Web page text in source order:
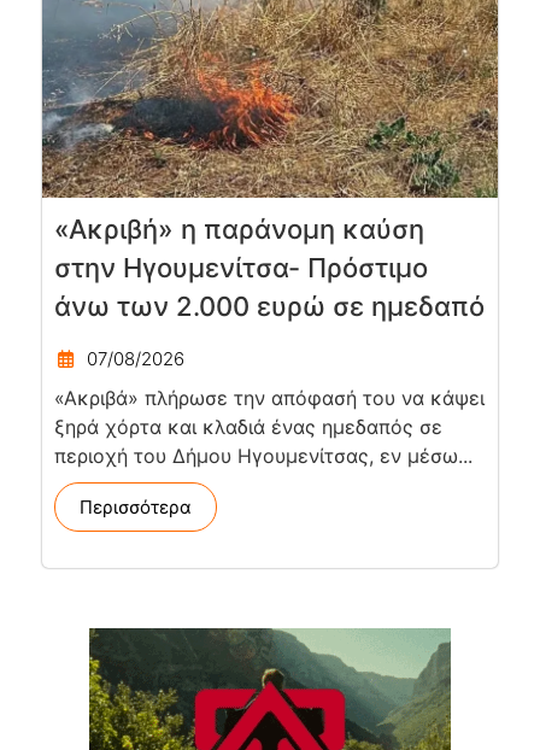
«Ακριβή» η παράνομη καύση
στην Ηγουμενίτσα- Πρόστιμο
άνω των 2.000 ευρώ σε ημεδαπό
07/08/2026
«Ακριβά» πλήρωσε την απόφασή του να κάψει
ξηρά χόρτα και κλαδιά ένας ημεδαπός σε
περιοχή του Δήμου Ηγουμενίτσας, εν μέσω...
Περισσότερα